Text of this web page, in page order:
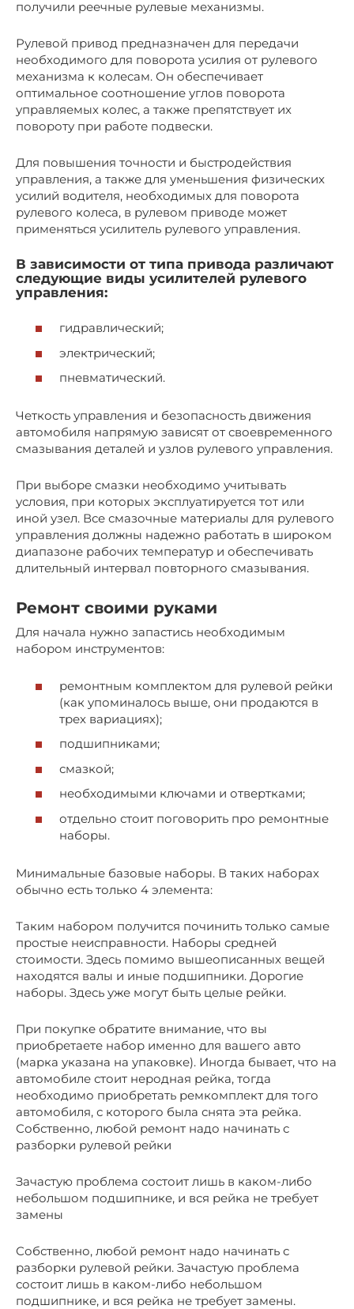
получили реечные рулевые механизмы.
Рулевой привод предназначен для передачи
необходимого для поворота усилия от рулевого
механизма к колесам. Он обеспечивает
оптимальное соотношение углов поворота
управляемых колес, а также препятствует их
повороту при работе подвески.
Для повышения точности и быстродействия
управления, а также для уменьшения физических
усилий водителя, необходимых для поворота
рулевого колеса, в рулевом приводе может
применяться усилитель рулевого управления.
В зависимости от типа привода различают
следующие виды усилителей рулевого
управления:
гидравлический;
электрический;
пневматический.
Четкость управления и безопасность движения
автомобиля напрямую зависят от своевременного
смазывания деталей и узлов рулевого управления.
При выборе смазки необходимо учитывать
условия, при которых эксплуатируется тот или
иной узел. Все смазочные материалы для рулевого
управления должны надежно работать в широком
диапазоне рабочих температур и обеспечивать
длительный интервал повторного смазывания.
Ремонт своими руками
Для начала нужно запастись необходимым
набором инструментов:
ремонтным комплектом для рулевой рейки
(как упоминалось выше, они продаются в
трех вариациях);
подшипниками;
смазкой;
необходимыми ключами и отвертками;
отдельно стоит поговорить про ремонтные
наборы.
Минимальные базовые наборы. В таких наборах
обычно есть только 4 элемента:
Таким набором получится починить только самые
простые неисправности. Наборы средней
стоимости. Здесь помимо вышеописанных вещей
находятся валы и иные подшипники. Дорогие
наборы. Здесь уже могут быть целые рейки.
При покупке обратите внимание, что вы
приобретаете набор именно для вашего авто
(марка указана на упаковке). Иногда бывает, что на
автомобиле стоит неродная рейка, тогда
необходимо приобретать ремкомплект для того
автомобиля, с которого была снята эта рейка.
Собственно, любой ремонт надо начинать с
разборки рулевой рейки
Зачастую проблема состоит лишь в каком-либо
небольшом подшипнике, и вся рейка не требует
замены
Собственно, любой ремонт надо начинать с
разборки рулевой рейки. Зачастую проблема
состоит лишь в каком-либо небольшом
подшипнике, и вся рейка не требует замены.